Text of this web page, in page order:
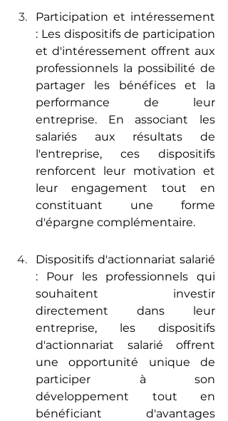
Participation et intéressement
: Les dispositifs de participation
et d'intéressement offrent aux
professionnels la possibilité de
partager les bénéfices et la
performance de leur
entreprise. En associant les
salariés aux résultats de
l'entreprise, ces dispositifs
renforcent leur motivation et
leur engagement tout en
constituant une forme
d'épargne complémentaire.
Dispositifs d'actionnariat salarié
: Pour les professionnels qui
souhaitent investir
directement dans leur
entreprise, les dispositifs
d'actionnariat salarié offrent
une opportunité unique de
participer à son
développement tout en
bénéficiant d'avantages